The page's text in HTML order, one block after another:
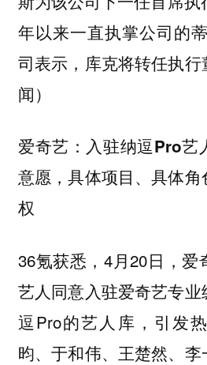
年以来一直执掌公司的
司表示，库克将转任执
闻）
爱奇艺：入驻纳逗Pro艺
意愿，具体项目、具体
权
36氪获悉，4月20日，爱
艺人同意入驻爱奇艺专
逗Pro的艺人库，引发
昀、于和伟、王楚然、